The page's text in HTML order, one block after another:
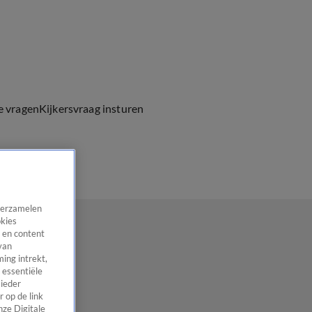
vragenKijkersvraag insturen
en content
intrekt,
op de link
Digitale